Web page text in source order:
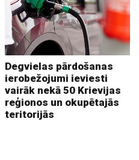
Degvielas pārdošanas
ierobežojumi ieviesti
vairāk nekā 50 Krievijas
reģionos un okupētajās
teritorijās